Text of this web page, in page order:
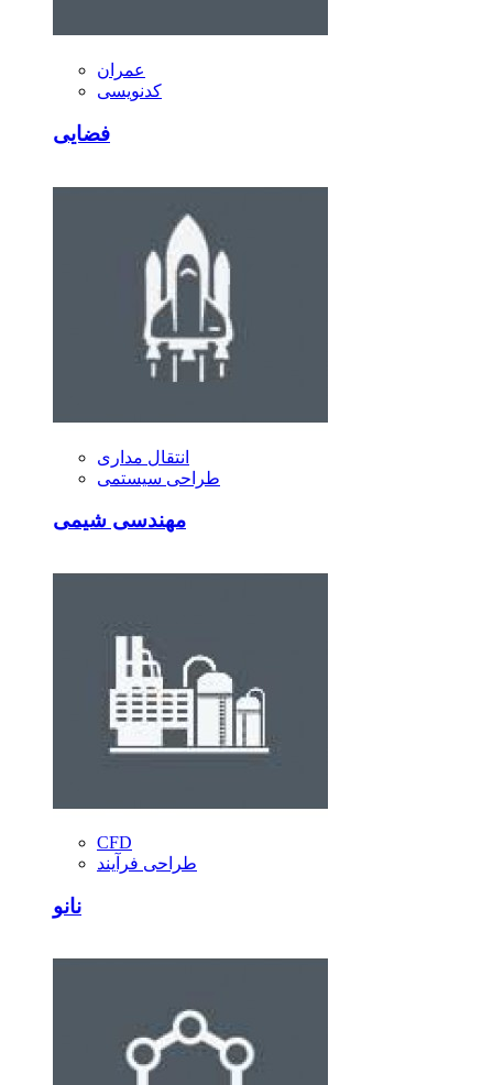
عمران
کدنویسی
فضایی
انتقال مداری
طراحی سیستمی
مهندسی شیمی
CFD
طراحی فرآیند
نانو